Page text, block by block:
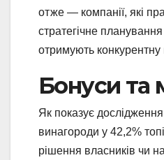
отже — компанії, які
стратегічне
отримують конкурентну
Бонуси та
Як показує
винагороди у 42,2%
рішення власників чи